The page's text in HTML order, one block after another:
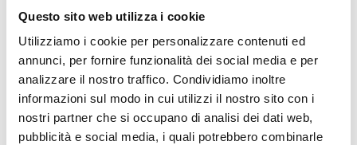
Questo sito web utilizza i cookie
Utilizziamo i cookie per personalizzare contenuti ed
annunci, per fornire funzionalità dei social media e per
analizzare il nostro traffico. Condividiamo inoltre
informazioni sul modo in cui utilizzi il nostro sito con i
nostri partner che si occupano di analisi dei dati web,
pubblicità e social media, i quali potrebbero combinarle
cittadini l’accesso al contante per i pagamenti. E
infatti, il Governi italiano è stato richiamato
formalmente dalla BCE che ha definito il cashback
“una misura sproporzionata rispetto agli obiettivi”.